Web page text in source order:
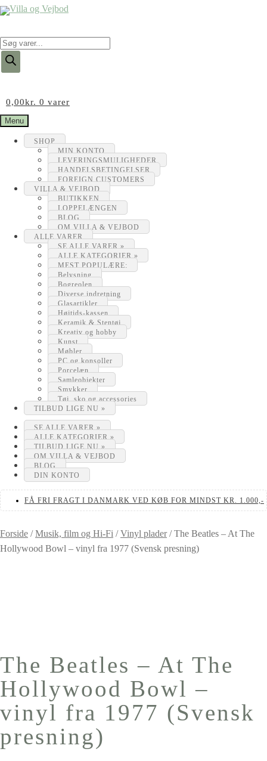
Products
search
0,00kr. 0 varer
Menu
SHOP
MIN KONTO
LEVERINGSMULIGHEDER
HANDELSBETINGELSER
FOREIGN CUSTOMERS
VILLA & VEJBOD
BUTIKKEN
LOPPELÆNGEN
BLOG
OM VILLA & VEJBOD
ALLE VARER
SE ALLE VARER »
ALLE KATEGORIER »
MEST POPULÆRE:
Belysning
Bogreolen
Diverse indretning
Glasartikler
Højtids-kassen
Keramik & Stentøj
Kreativ og hobby
Kunst
Møbler
PC og konsoller
Porcelæn
Samleobjekter
Smykker
Tøj, sko og accessories
TILBUD LIGE NU »
SE ALLE VARER »
ALLE KATEGORIER »
TILBUD LIGE NU »
OM VILLA & VEJBOD
BLOG
DIN KONTO
FÅ FRI FRAGT I DANMARK VED KØB FOR MINDST KR. 1.000,-
Forside /Musik, film og Hi-Fi /Vinyl plader/The Beatles – At The
Hollywood Bowl – vinyl fra 1977 (Svensk presning)
The Beatles – At The
Hollywood Bowl –
vinyl fra 1977 (Svensk
presning)